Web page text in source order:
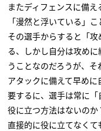
またディフェンスに備
「漫然と浮いている」こ
その選手からすると「
る、しかし自分は攻め
うことなのだろうが、
アタックに備えて早めに
要するに、選手は常に
役に立つ方法はないのか
直接的に役に立てなく